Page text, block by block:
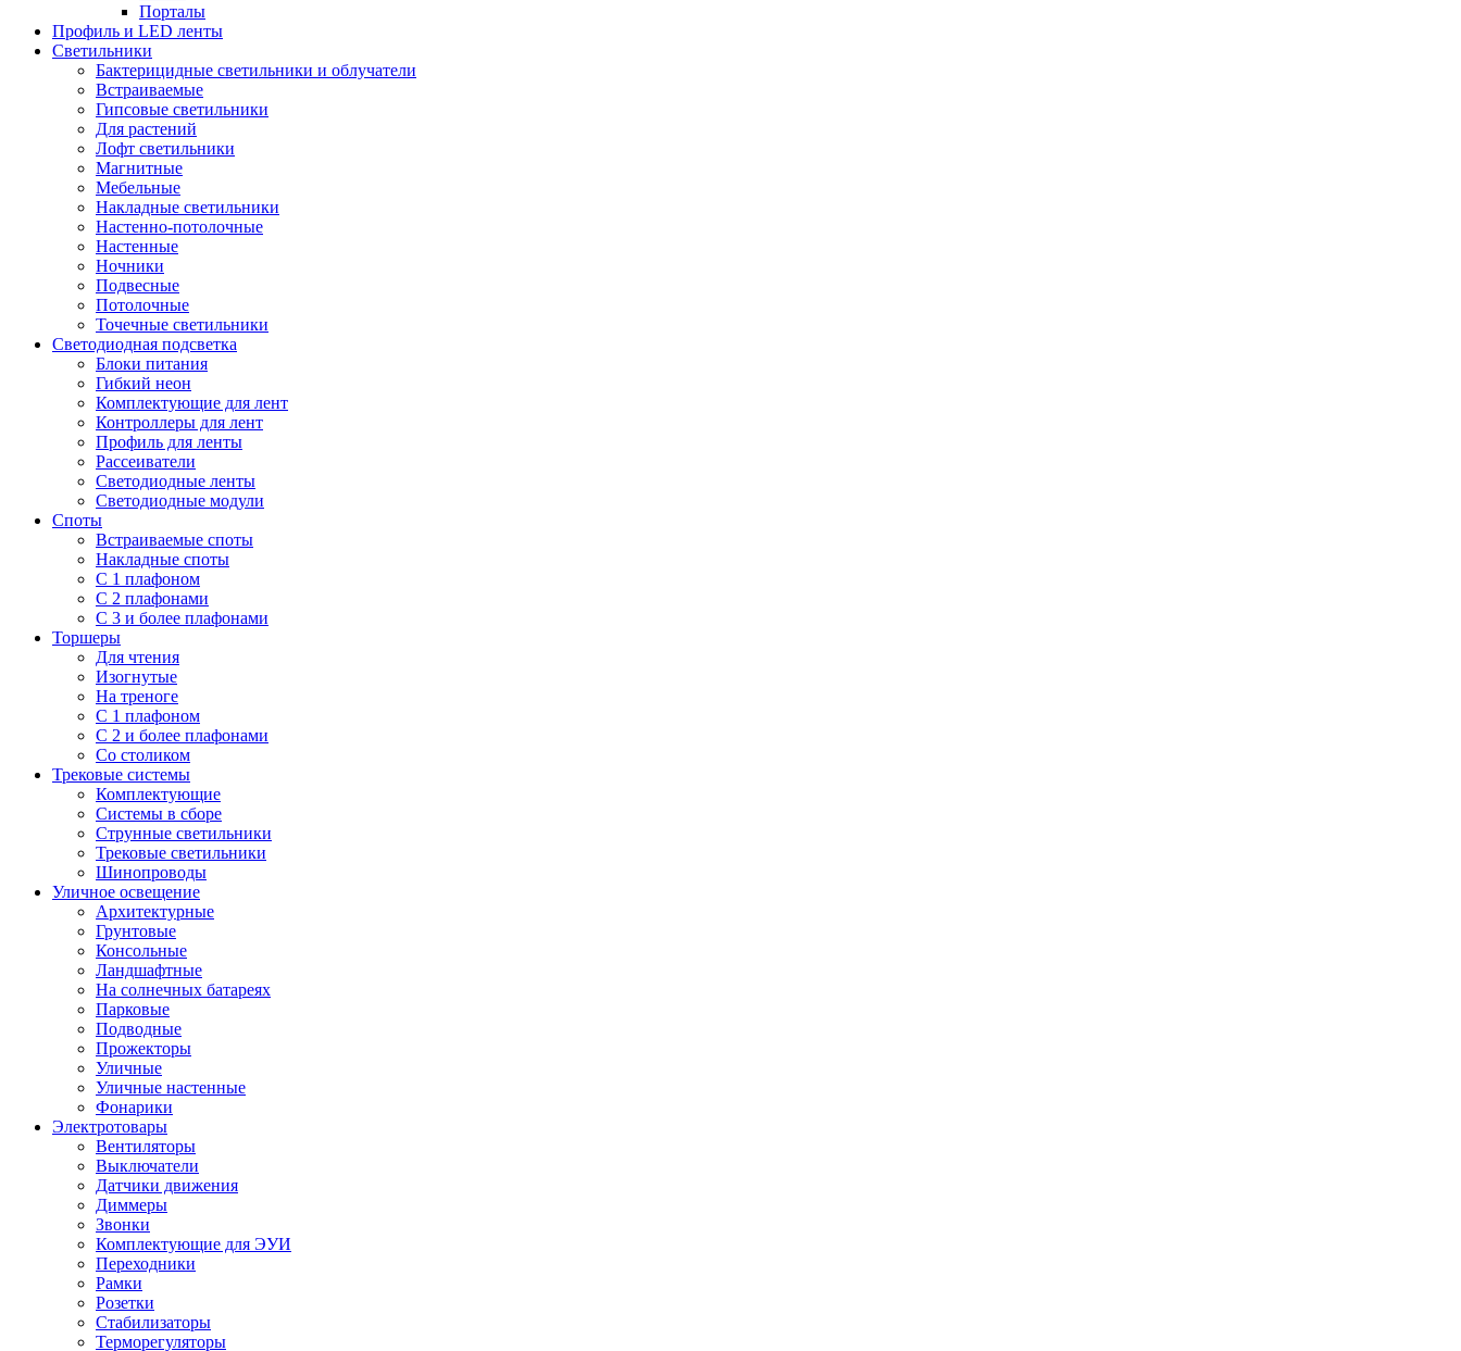
Порталы
Профиль и LED ленты
Светильники
Бактерицидные светильники и облучатели
Встраиваемые
Гипсовые светильники
Для растений
Лофт светильники
Магнитные
Мебельные
Накладные светильники
Настенно-потолочные
Настенные
Ночники
Подвесные
Потолочные
Точечные светильники
Светодиодная подсветка
Блоки питания
Гибкий неон
Комплектующие для лент
Контроллеры для лент
Профиль для ленты
Рассеиватели
Светодиодные ленты
Светодиодные модули
Споты
Встраиваемые споты
Накладные споты
С 1 плафоном
С 2 плафонами
С 3 и более плафонами
Торшеры
Для чтения
Изогнутые
На треноге
С 1 плафоном
С 2 и более плафонами
Со столиком
Трековые системы
Комплектующие
Системы в сборе
Струнные светильники
Трековые светильники
Шинопроводы
Уличное освещение
Архитектурные
Грунтовые
Консольные
Ландшафтные
На солнечных батареях
Парковые
Подводные
Прожекторы
Уличные
Уличные настенные
Фонарики
Электротовары
Вентиляторы
Выключатели
Датчики движения
Диммеры
Звонки
Комплектующие для ЭУИ
Переходники
Рамки
Розетки
Стабилизаторы
Терморегуляторы